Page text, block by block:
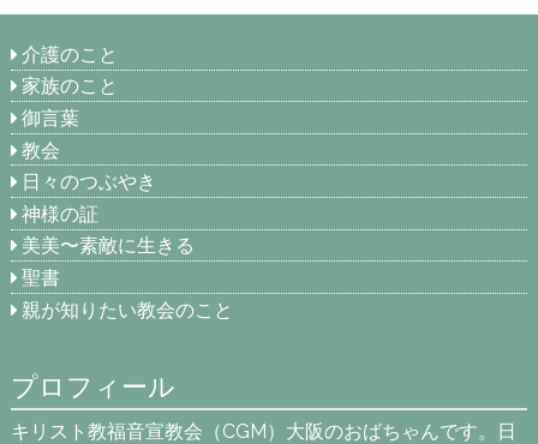
介護のこと
家族のこと
御言葉
教会
日々のつぶやき
神様の証
美美〜素敵に生きる
聖書
親が知りたい教会のこと
プロフィール
キリスト教福音宣教会（CGM）大阪のおばちゃんです。日